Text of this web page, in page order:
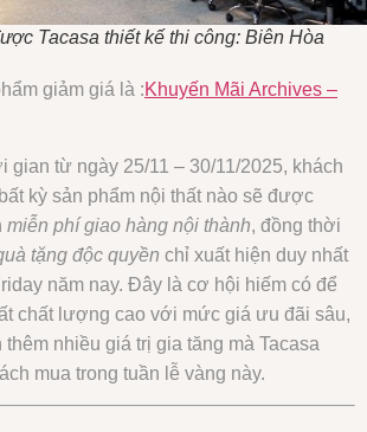
Tacasa thiết kế thi công: Biên Hòa
giảm giá là :Khuyến Mãi Archives –
gian từ ngày 25/11 – 30/11/2025, khách
kỳ sản phẩm nội thất nào sẽ được
miễn phí giao hàng nội thành, đồng thời
tặng độc quyền chỉ xuất hiện duy nhất
năm nay. Đây là cơ hội hiếm có để
chất lượng cao với mức giá ưu đãi sâu,
nhiều giá trị gia tăng mà Tacasa
mua trong tuần lễ vàng này.